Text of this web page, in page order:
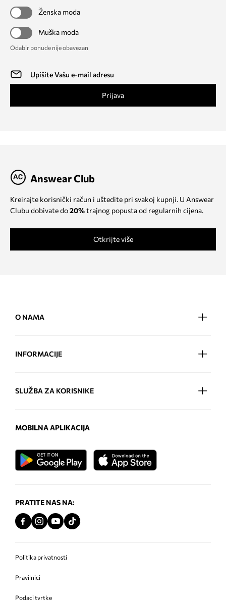
Ženska moda
Muška moda
Odabir ponude nije obavezan
Prijava
Answear Club
Kreirajte korisnički račun i uštedite pri svakoj kupnji. U Answear
Clubu dobivate do20%trajnog popusta od regularnih cijena.
Otkrijte više
O NAMA
INFORMACIJE
SLUŽBA ZA KORISNIKE
MOBILNA APLIKACIJA
PRATITE NAS NA:
Politika privatnosti
Pravilnici
Podaci tvrtke